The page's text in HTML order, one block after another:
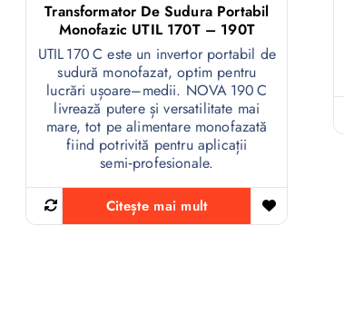
Transformator De Sudura Portabil
Monofazic UTIL 170T – 190T
UTIL 170 C este un invertor portabil de
sudură monofazat, optim pentru
lucrări ușoare–medii. NOVA 190 C
livrează putere și versatilitate mai
mare, tot pe alimentare monofazată
fiind potrivită pentru aplicații
semi‑profesionale.
Citește mai mult